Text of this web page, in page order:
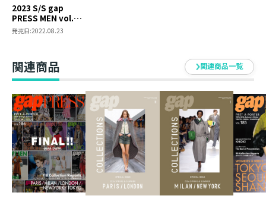
2023 S/S gap
PRESS MEN vol.68
MILAN/LONDON
発売日:2022.08.23
関連商品 関連商品一覧